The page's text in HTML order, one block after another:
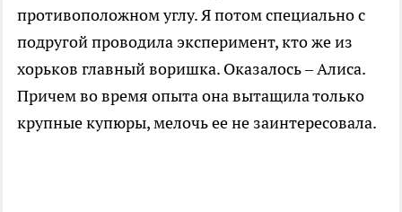
противоположном углу. Я потом специально с
подругой проводила эксперимент, кто же из
хорьков главный воришка. Оказалось – Алиса.
Причем во время опыта она вытащила только
крупные купюры, мелочь ее не заинтересовала.